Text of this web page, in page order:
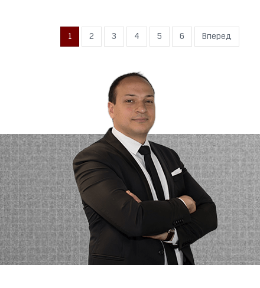
1 2 3 4 5 6 Вперед